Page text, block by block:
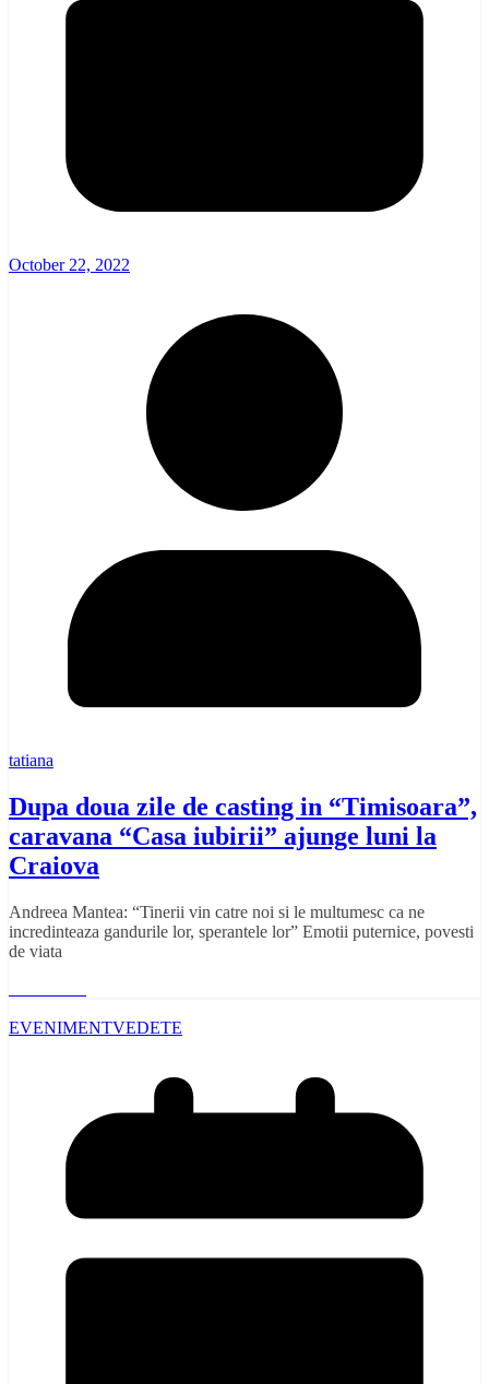
October 22, 2022
tatiana
Dupa doua zile de casting in “Timisoara”,
caravana “Casa iubirii” ajunge luni la
Craiova
Andreea Mantea: “Tinerii vin catre noi si le multumesc ca ne
incredinteaza gandurile lor, sperantele lor” Emotii puternice, povesti
de viata
EVENIMENTVEDETE